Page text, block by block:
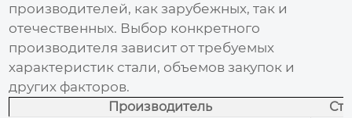
производителей, как зарубежных, так и
отечественных. Выбор конкретного
производителя зависит от требуемых
характеристик стали, объемов закупок и
других факторов.
Производитель